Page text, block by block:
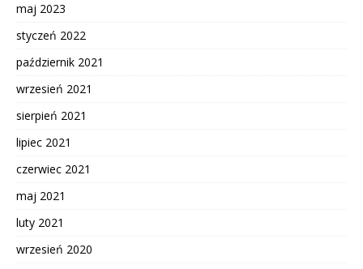
maj 2023
styczeń 2022
październik 2021
wrzesień 2021
sierpień 2021
lipiec 2021
czerwiec 2021
maj 2021
luty 2021
wrzesień 2020